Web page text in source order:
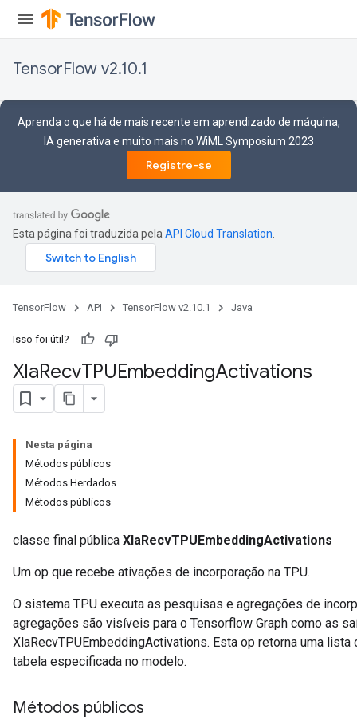
TensorFlow v2.10.1
Aprenda o que há de mais recente em aprendizado de máquina,
IA generativa e muito mais no WiML Symposium 2023
Registre-se
Esta página foi traduzida pela API Cloud Translation
TensorFlow API TensorFlow v2.10.1 Java
Isso foi útil?
XlaRecvTPUEmbeddingActivations
Nesta página
Métodos públicos
Métodos Herdados
Métodos públicos
classe final pública XlaRecvTPUEmbeddingActivations
Um op que recebe ativações de incorporação na TPU.
O sistema TPU executa as pesquisas e agregações de
agregações são visíveis para o Tensorflow Graph como as
XlaRecvTPUEmbeddingActivations. Esta op retorna uma
tabela especificada no modelo.
Métodos públicos